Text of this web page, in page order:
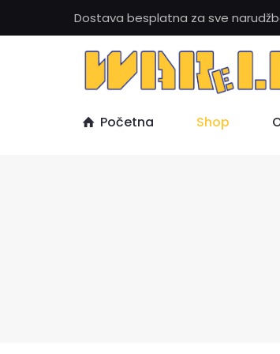
Dostava besplatna za sve
Početna Shop